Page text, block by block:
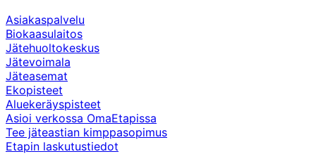
Asiakaspalvelu
Biokaasulaitos
Jätehuoltokeskus
Jätevoimala
Jäteasemat
Ekopisteet
Aluekeräyspisteet
Asioi verkossa OmaEtapissa
Tee jäteastian kimppasopimus
Etapin laskutustiedot